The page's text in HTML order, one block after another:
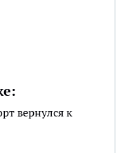
вернулся к